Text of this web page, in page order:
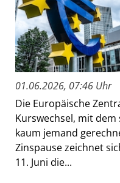
01.06.2026, 07:46 Uhr
Die Europäische
Kurswechsel, mit dem
kaum jemand
Zinspause zeichnet
11. Juni die...